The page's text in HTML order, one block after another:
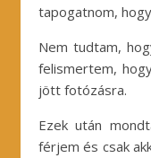
tapogatnom,
Nem tudtam,
felismertem,
jött fotózásra.
Ezek után
férjem és csak